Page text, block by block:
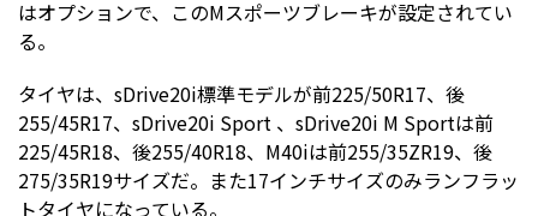
はオプションで、このMスポーツブレーキが設定されてい
る。
タイヤは、sDrive20i標準モデルが前225/50R17、後
255/45R17、sDrive20i Sport 、sDrive20i M Sportは前
225/45R18、後255/40R18、M40iは前255/35ZR19、後
275/35R19サイズだ。また17インチサイズのみランフラッ
トタイヤになっている。